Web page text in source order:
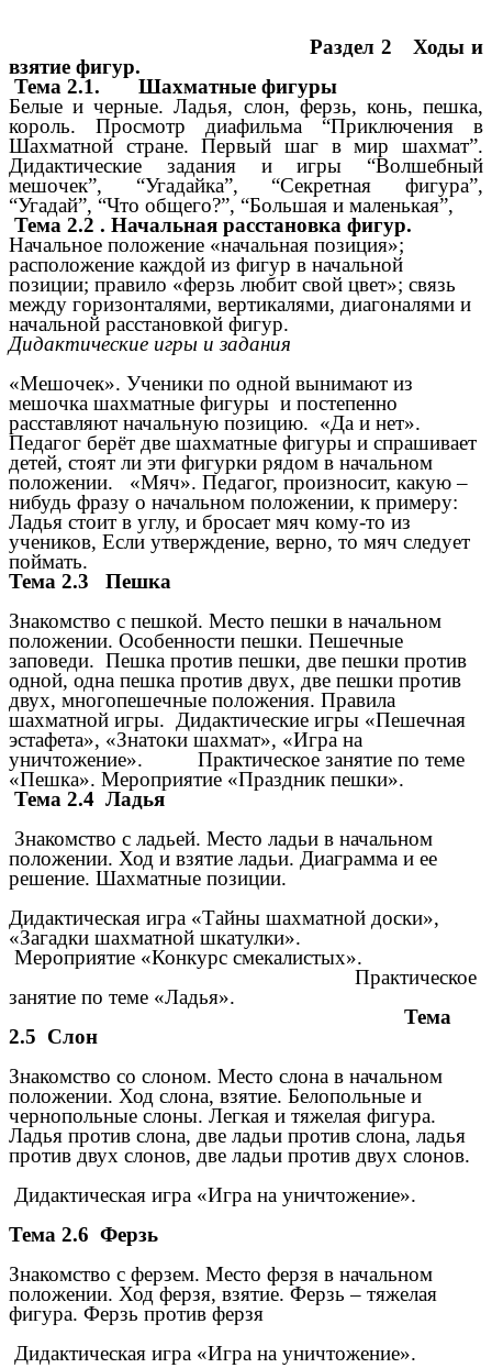
Раздел 2 Ходы и
взятие фигур.
Тема 2.1. Шахматные фигуры
Белые и черные. Ладья, слон, ферзь, конь, пешка,
король. Просмотр диафильма “Приключения в
Шахматной стране. Первый шаг в мир шахмат”.
Дидактические задания и игры “Волшебный
мешочек”, “Угадайка”, “Секретная фигура”,
“Угадай”, “Что общего?”, “Большая и маленькая”,
Тема 2.2 . Начальная расстановка фигур.
Начальное положение «начальная позиция»;
расположение каждой из фигур в начальной
позиции; правило «ферзь любит свой цвет»; связь
между горизонталями, вертикалями, диагоналями и
начальной расстановкой фигур.
Дидактические игры и задания
«Мешочек». Ученики по одной вынимают из
мешочка шахматные фигуры и постепенно
расставляют начальную позицию. «Да и нет».
Педагог берёт две шахматные фигуры и спрашивает
детей, стоят ли эти фигурки рядом в начальном
положении.
«Мяч». Педагог, произносит, какую –
нибудь фразу о начальном положении, к примеру:
Ладья стоит в углу, и бросает мяч кому-то из
учеников, Если утверждение, верно, то мяч следует
поймать.
Тема 2.3 Пешка
Знакомство с пешкой. Место пешки в начальном
положении. Особенности пешки. Пешечные
заповеди. Пешка против пешки, две пешки против
одной, одна пешка против двух, две пешки против
двух, многопешечные положения. Правила
шахматной игры.
Дидактические игры «Пешечная
эстафета», «Знатоки шахмат», «Игра на
уничтожение».
Практическое занятие по теме
«Пешка». Мероприятие «Праздник пешки».
Тема 2.4 Ладья
Знакомство с ладьей. Место ладьи в начальном
положении. Ход и взятие ладьи. Диаграмма и ее
решение. Шахматные позиции.
Дидактическая игра «Тайны шахматной доски»,
«Загадки шахматной шкатулки».
Мероприятие «Конкурс смекалистых».
Практическое
занятие по теме «Ладья».
Тема
2.5 Слон
Знакомство со слоном. Место слона в начальном
положении. Ход слона, взятие. Белопольные и
чернопольные слоны. Легкая и тяжелая фигура.
Ладья против слона, две ладьи против слона, ладья
против двух слонов, две ладьи против двух слонов.
Дидактическая игра «Игра на уничтожение».
Тема 2.6 Ферзь
Знакомство с ферзем. Место ферзя в начальном
положении. Ход ферзя, взятие. Ферзь – тяжелая
фигура. Ферзь против ферзя
Дидактическая игра «Игра на уничтожение».